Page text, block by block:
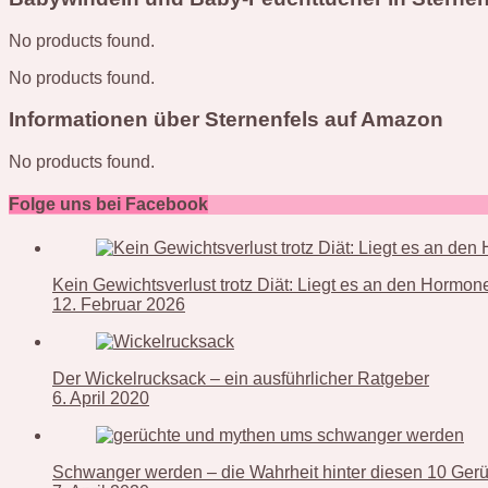
No products found.
No products found.
Informationen über Sternenfels auf Amazon
No products found.
Folge uns bei Facebook
Kein Gewichtsverlust trotz Diät: Liegt es an den
12. Februar 2026
Der Wickelrucksack – ein ausführlicher Ratgeber
6. April 2020
Schwanger werden – die Wahrheit hinter diesen 10